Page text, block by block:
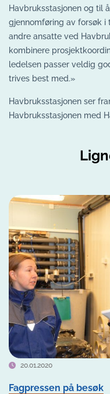
Havbruksstasjonen og til
gjennomføring av forsøk
andre ansatte ved
kombinere
ledelsen passer veldig
trives best med.»
Havbruksstasjonen ser
Havbruksstasjonen med
20.01.2020
Fagpressen på besøk